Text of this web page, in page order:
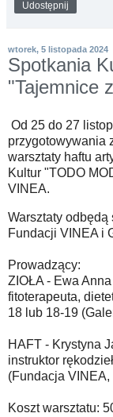
Udostępnij
wtorek, 5 listopada 2024
Spotkania
"Tajemnice
Od 25 do 27
przygotowywania
warsztaty haftu
Kultur "TODO
VINEA.
Warsztaty
Fundacji VINEA i
Prowadzący:
ZIOŁA - Ewa
fitoterapeuta,
18 lub 18-19
HAFT - Krystyna
instruktor
(Fundacja
Koszt warsztatu: